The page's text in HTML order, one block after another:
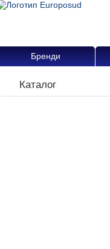
Бренди
Каталог